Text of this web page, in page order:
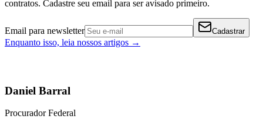
contratos. Cadastre seu email para ser avisado primeiro.
Email para newsletter Cadastrar
Enquanto isso, leia nossos artigos →
Daniel Barral
Procurador Federal